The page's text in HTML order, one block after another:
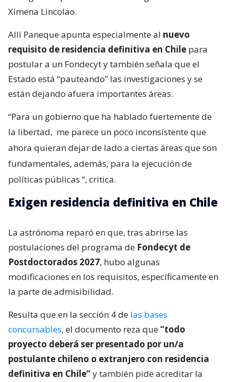
Ximena Lincolao.
Allí Paneque apunta especialmente al nuevo
requisito de residencia definitiva en Chile para
postular a un Fondecyt y también señala que el
Estado está “pauteando” las investigaciones y se
están dejando afuera importantes áreas.
“Para un gobierno que ha hablado fuertemente de
la libertad, me parece un poco inconsistente que
ahora quieran dejar de lado a ciertas áreas que son
fundamentales, además, para la ejecución de
políticas públicas “, critica.
Exigen residencia definitiva en Chile
La astrónoma reparó en que, tras abrirse las
postulaciones del programa de Fondecyt de
Postdoctorados 2027, hubo algunas
modificaciones en los requisitos, específicamente en
la parte de admisibilidad.
Resulta que en la sección 4 de las bases
concursables, el documento reza que“todo
proyecto deberá ser presentado por un/a
postulante chileno o extranjero con residencia
definitiva en Chile”y también pide acreditar la